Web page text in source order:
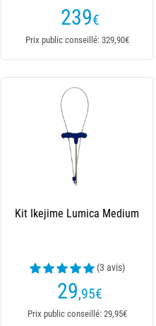
239€
Prix public conseillé: 329,90€
Kit Ikejime Lumica Medium
(3 avis)
29,95€
Prix public conseillé: 29,95€